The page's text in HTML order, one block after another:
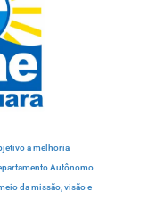
a melhoria
Autônomo
da missão, visão e